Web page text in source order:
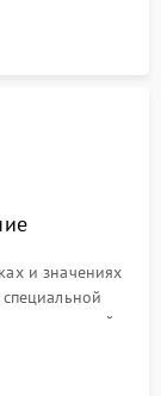
ПО.
и значениях
встроенной